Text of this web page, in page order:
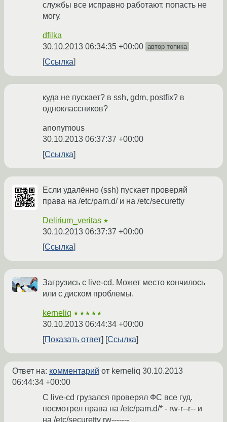
службы все исправно работают. попасть не
могу.
dfilka
30.10.2013 06:34:35 +00:00 автор топика
Ссылка
куда не пускает? в ssh, gdm, postfix? в
одноклассников?
anonymous
30.10.2013 06:37:37 +00:00
Ссылка
Если удалённо (ssh) пускает проверяй
права на /etc/pam.d/ и на /etc/securetty
Delirium_veritas ★
30.10.2013 06:37:37 +00:00
Ссылка
Загрузись с live-cd. Может место кончилось
или с диском проблемы.
kerneliq ★★★★★
30.10.2013 06:44:34 +00:00
Показать ответ
Ссылка
Ответ на: комментарий от kerneliq 30.10.2013
06:44:34 +00:00
C live-cd грузался проверял ФС все гуд.
посмотрел права на /etc/pam.d/* - rw-r--r-- и
на /etc/securetty rw-------